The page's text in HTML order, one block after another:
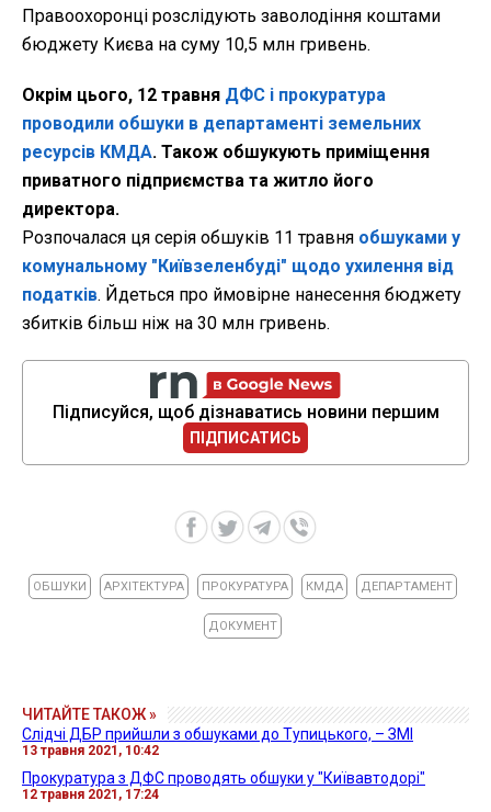
Правоохоронці розслідують заволодіння коштами
бюджету Києва на суму 10,5 млн гривень.
Окрім цього, 12 травня ДФС і прокуратура
проводили обшуки в департаменті земельних
ресурсів КМДА. Також обшукують приміщення
приватного підприємства та житло його
директора.
Розпочалася ця серія обшуків 11 травня обшуками у
комунальному "Київзеленбуді" щодо ухилення від
податків. Йдеться про ймовірне нанесення бюджету
збитків більш ніж на 30 млн гривень.
Підписуйся, щоб дізнаватись новини першим
ПІДПИСАТИСЬ
ОБШУКИ АРХІТЕКТУРА ПРОКУРАТУРА КМДА ДЕПАРТАМЕНТ
ДОКУМЕНТ
ЧИТАЙТЕ ТАКОЖ »
Слідчі ДБР прийшли з обшуками до Тупицького, – ЗМІ
13 травня 2021, 10:42
Прокуратура з ДФС проводять обшуки у "Київавтодорі"
12 травня 2021, 17:24